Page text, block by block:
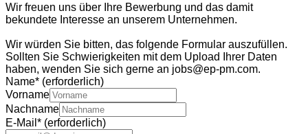
Wir freuen uns über Ihre Bewerbung und das damit
bekundete Interesse an unserem Unternehmen.
Wir würden Sie bitten, das folgende Formular auszufüllen.
Sollten Sie Schwierigkeiten mit dem Upload Ihrer Daten
haben, wenden Sie sich gerne an jobs@ep-pm.com.
Name* (erforderlich)
Vorname
Nachname
E-Mail * (erforderlich)